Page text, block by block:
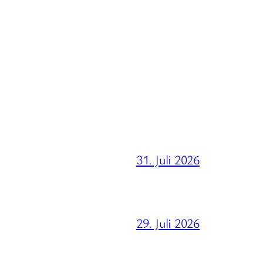
31. Juli 2026
29. Juli 2026